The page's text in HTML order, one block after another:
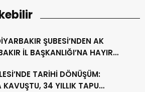
ŞUBESİ’NDEN AK
İL BAŞKANLIĞI’NA HAYIRLI
TARİHİ DÖNÜŞÜM:
34 YILLIK TAPU